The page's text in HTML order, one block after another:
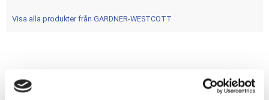
Visa alla produkter från GARDNER-WESTCOTT
Dela med dig